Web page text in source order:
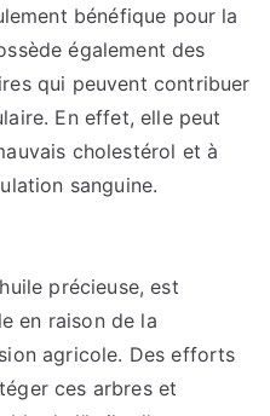
bénéfique pour la
également des
qui peuvent contribuer
En effet, elle peut
cholestérol et à
sanguine.
précieuse, est
en raison de la
agricole. Des efforts
ces arbres et